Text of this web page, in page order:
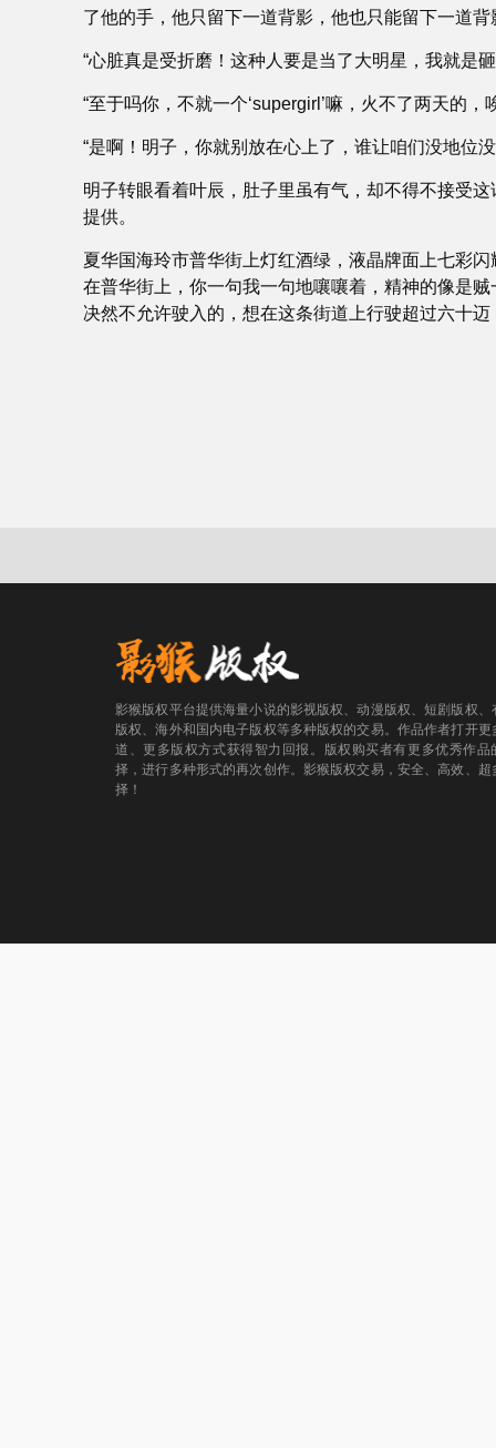
了他的手，他只留下一道背影，他也只能留下一道
“心脏真是受折磨！这种人要是当了大明星，我就是
“至于吗你，不就一个‘supergirl’嘛，火不了两天的
“是啊！明子，你就别放在心上了，谁让咱们没地
明子转眼看着叶辰，肚子里虽有气，却不得不接受
提供。
夏华国海玲市普华街上灯红酒绿，液晶牌面上七彩
在普华街上，你一句我一句地嚷嚷着，精神的像是
决然不允许驶入的，想在这条街道上行驶超过六十
影猴版权平台提供海量小说的影视版权、动漫版权、短剧版权、
版权、海外和国内电子版权等多种版权的交易。作品作者打开更
道、更多版权方式获得智力回报。版权购买者有更多优秀作品
择，进行多种形式的再次创作。影猴版权交易，安全、高效、超
择！